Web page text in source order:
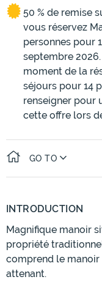
50 % de remise
vous réservez
personnes pour
septembre
moment de la
séjours pour 14
renseigner pour
cette offre lors
GO TO
INTRODUCTION
Magnifique manoir
propriété
comprend le
attenant.